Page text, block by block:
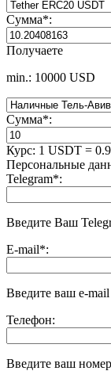
Сумма*:
Получаете
min.: 10000 USD
Сумма*:
Курс: 1 USDT =
Персональные
Telegram*:
Введите Ваш
E-mail*:
Введите ваш e-mail
Телефон:
Введите ваш